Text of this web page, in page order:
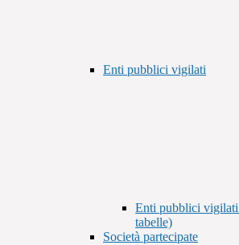
Enti pubblici vigilati
Enti pubblici
tabelle)
Società partecipate